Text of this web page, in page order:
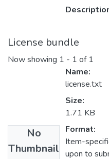
License bundle
Now showing 1 - 1 of 1
No
Thumbnail
Name:
license.txt
Size:
1.71 KB
Format:
Item-
upon to